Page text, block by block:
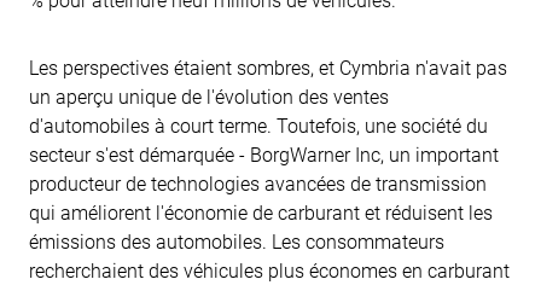
Les perspectives étaient sombres, et Cymbria n'avait pas
un aperçu unique de l'évolution des ventes
d'automobiles à court terme. Toutefois, une société du
secteur s'est démarquée - BorgWarner Inc, un important
producteur de technologies avancées de transmission
qui améliorent l'économie de carburant et réduisent les
émissions des automobiles. Les consommateurs
recherchaient des véhicules plus économes en carburant